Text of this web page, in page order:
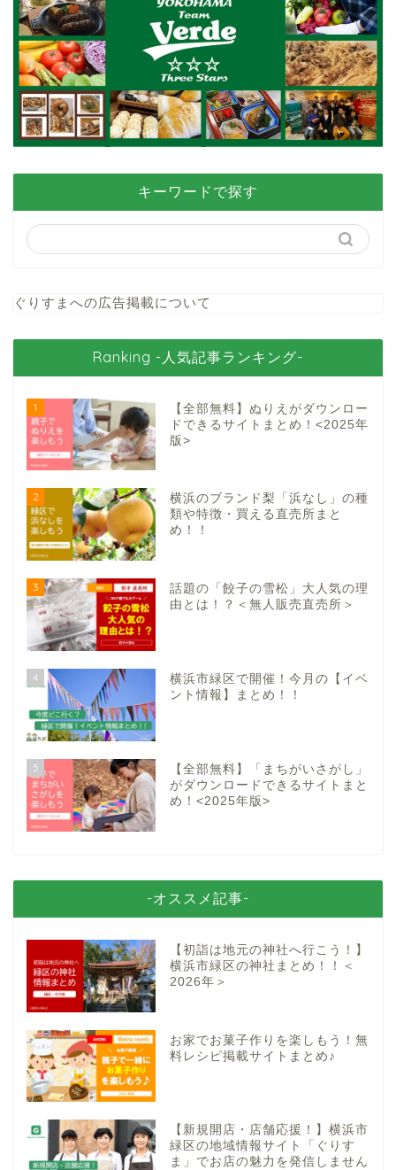
キーワードで探す
ぐりすまへの広告掲載について
Ranking -人気記事ランキング-
1
【全部無料】ぬりえがダウンロー
ドできるサイトまとめ！<2025年
版>
2
横浜のブランド梨「浜なし」の種
類や特徴・買える直売所まと
め！！
3
話題の「餃子の雪松」大人気の理
由とは！？＜無人販売直売所＞
4
横浜市緑区で開催！今月の【イベ
ント情報】まとめ！！
5
【全部無料】「まちがいさがし」
がダウンロードできるサイトまと
め！<2025年版>
-オススメ記事-
【初詣は地元の神社へ行こう！】
横浜市緑区の神社まとめ！！＜
2026年＞
お家でお菓子作りを楽しもう！無
料レシピ掲載サイトまとめ♪
【新規開店・店舗応援！】横浜市
緑区の地域情報サイト「ぐりす
ま」でお店の魅力を発信しません